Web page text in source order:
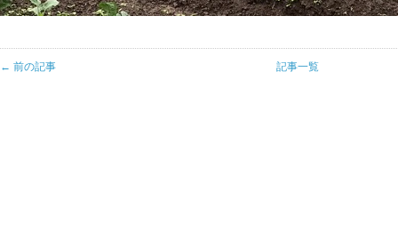
← 前の記事 記事一覧